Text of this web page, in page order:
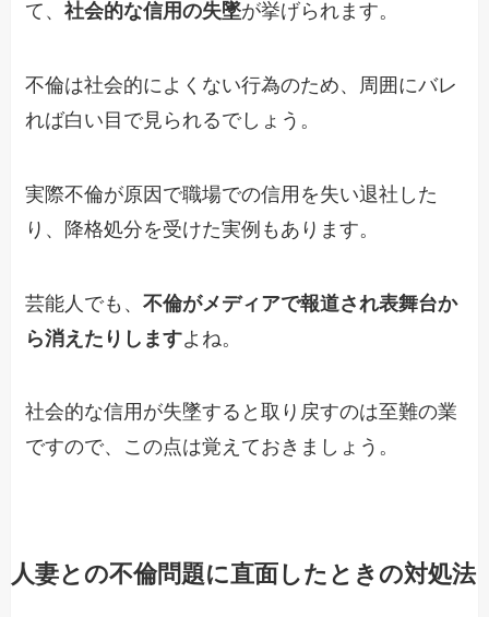
て、社会的な信用の失墜が挙げられます。
不倫は社会的によくない行為のため、周囲にバレ
れば白い目で見られるでしょう。
実際不倫が原因で職場での信用を失い退社した
り、降格処分を受けた実例もあります。
芸能人でも、不倫がメディアで報道され表舞台か
ら消えたりしますよね。
社会的な信用が失墜すると取り戻すのは至難の業
ですので、この点は覚えておきましょう。
人妻との不倫問題に直面したときの対処法